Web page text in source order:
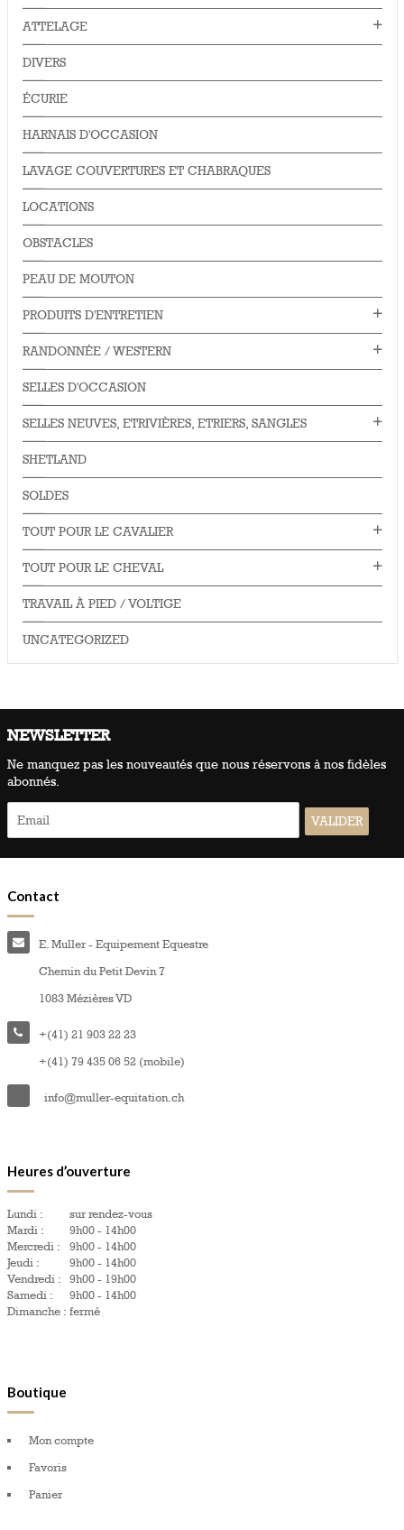
ATTELAGE
DIVERS
ÉCURIE
HARNAIS D'OCCASION
LAVAGE COUVERTURES ET CHABRAQUES
LOCATIONS
OBSTACLES
PEAU DE MOUTON
PRODUITS D'ENTRETIEN
RANDONNÉE / WESTERN
SELLES D'OCCASION
SELLES NEUVES, ETRIVIÈRES, ETRIERS, SANGLES
SHETLAND
SOLDES
TOUT POUR LE CAVALIER
TOUT POUR LE CHEVAL
TRAVAIL À PIED / VOLTIGE
UNCATEGORIZED
NEWSLETTER
Ne manquez pas les nouveautés que nous réservons à nos fidèles
abonnés.
Contact
E. Muller - Equipement Equestre
Chemin du Petit Devin 7
1083 Mézières VD
+(41) 21 903 22 23
+(41) 79 435 06 52 (mobile)
info@muller-equitation.ch
Heures d’ouverture
Lundi :
sur rendez-vous
Mardi :
9h00 - 14h00
Mercredi :
9h00 - 14h00
Jeudi :
9h00 - 14h00
Vendredi :
9h00 - 19h00
Samedi :
9h00 - 14h00
Dimanche : fermé
Boutique
Mon compte
Favoris
Panier